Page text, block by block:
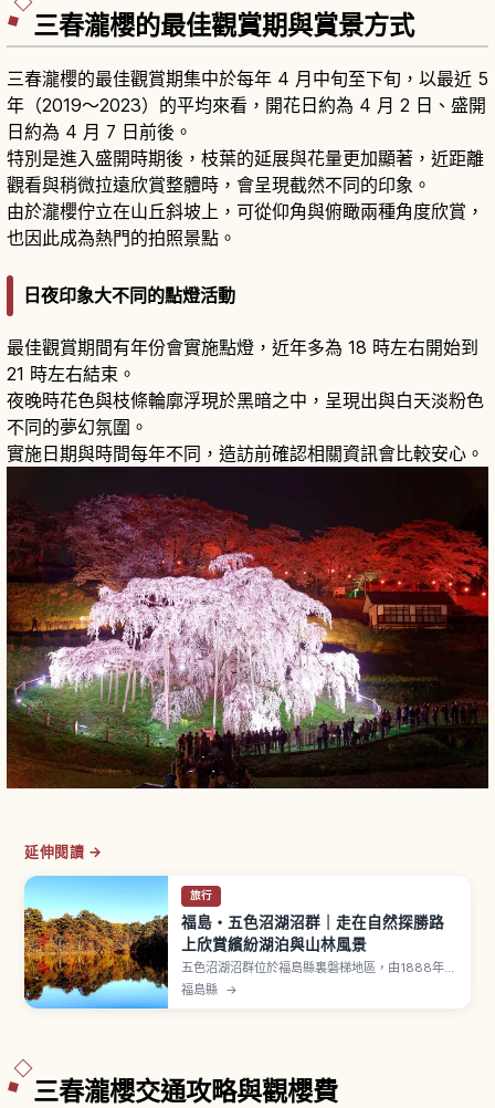
三春瀧櫻的最佳觀賞期與賞景方式
三春瀧櫻的最佳觀賞期集中於每年 4 月中旬至下旬，以最近 5
年（2019〜2023）的平均來看，開花日約為 4 月 2 日、盛開
日約為 4 月 7 日前後。
特別是進入盛開時期後，枝葉的延展與花量更加顯著，近距離
觀看與稍微拉遠欣賞整體時，會呈現截然不同的印象。
由於瀧櫻佇立在山丘斜坡上，可從仰角與俯瞰兩種角度欣賞，
也因此成為熱門的拍照景點。
日夜印象大不同的點燈活動
最佳觀賞期間有年份會實施點燈，近年多為 18 時左右開始到
21 時左右結束。
夜晚時花色與枝條輪廓浮現於黑暗之中，呈現出與白天淡粉色
不同的夢幻氛圍。
實施日期與時間每年不同，造訪前確認相關資訊會比較安心。
延伸閱讀 →
旅行
福島・五色沼湖沼群｜走在自然探勝路
上欣賞繽紛湖泊與山林風景
五色沼湖沼群位於福島縣裏磐梯地區，由1888年磐
梯山大噴發後山體（小磐梯）崩塌堵塞河川形成。
沿著「五色沼自然探勝路」全長約3.6公里、步行
福島縣 →
三春瀧櫻交通攻略與觀櫻費